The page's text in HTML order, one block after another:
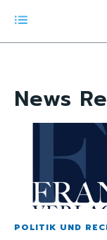
News
POLITIK UND